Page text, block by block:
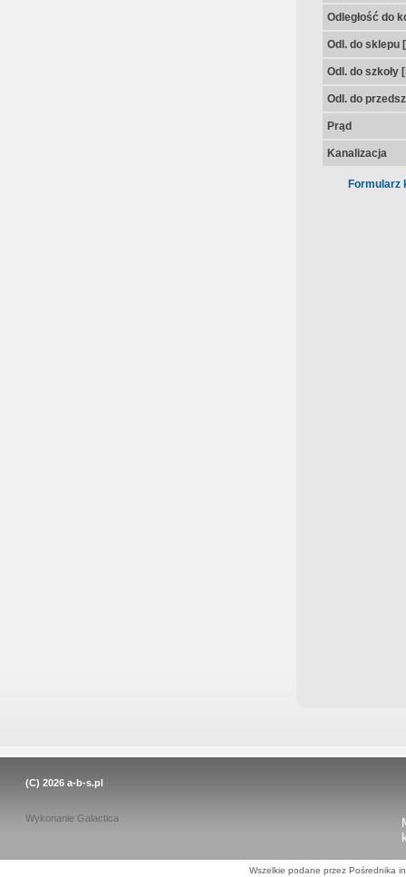
Odległość do
Odl. do sklepu
Odl. do szkoły
Odl. do
Prąd
Kanalizacja
Formularz
(C) 2026 a-b-s.pl
Wykonanie Galactica
Wszelkie podane przez Pośrednika